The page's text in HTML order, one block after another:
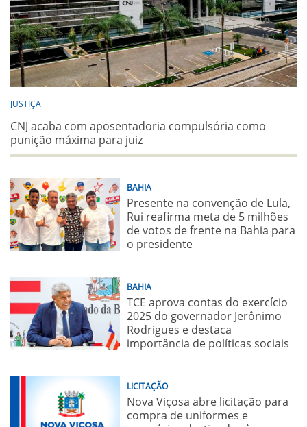
JUSTIÇA
CNJ acaba com aposentadoria compulsória como
punição máxima para juiz
BAHIA
Presente na convenção de Lula,
Rui reafirma meta de 5 milhões
de votos de frente na Bahia para
o presidente
BAHIA
TCE aprova contas do exercício
2025 do governador Jerônimo
Rodrigues e destaca
importância de políticas sociais
LICITAÇÃO
Nova Viçosa abre licitação para
compra de uniformes e